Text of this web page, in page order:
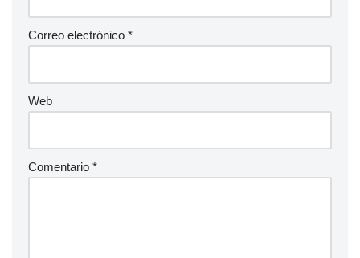
Correo electrónico *
Web
Comentario *